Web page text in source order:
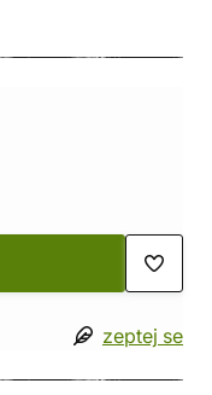
zeptej se